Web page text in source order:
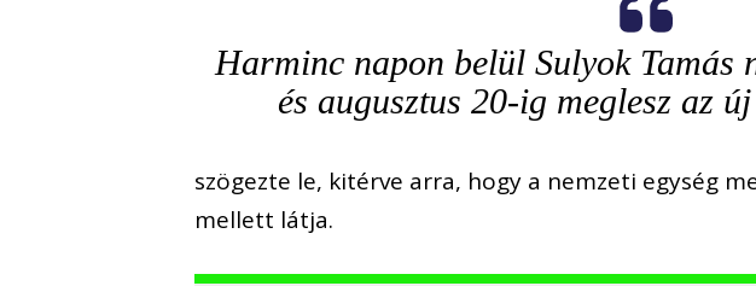
Harminc napon belül Sulyok Tamás
és augusztus 20-ig meglesz az
szögezte le, kitérve arra, hogy a nemzeti egység
mellett látja.